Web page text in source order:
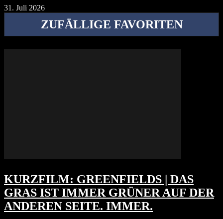
31. Juli 2026
ZUFÄLLIGE FAVORITEN
KURZFILM: GREENFIELDS | DAS
GRAS IST IMMER GRÜNER AUF DER
ANDEREN SEITE. IMMER.